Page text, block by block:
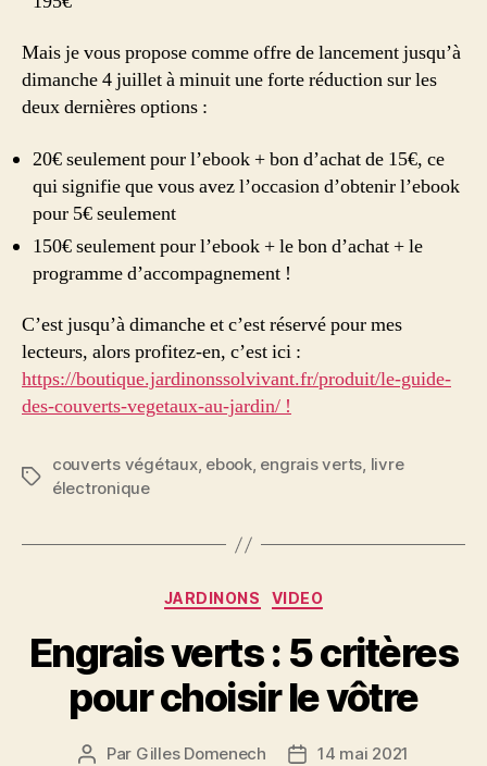
Mais je vous propose comme offre de lancement jusqu’à
dimanche 4 juillet à minuit une forte réduction sur les
deux dernières options :
20€ seulement pour l’ebook + bon d’achat de 15€, ce
qui signifie que vous avez l’occasion d’obtenir l’ebook
pour 5€ seulement
150€ seulement pour l’ebook + le bon d’achat + le
programme d’accompagnement !
C’est jusqu’à dimanche et c’est réservé pour mes
lecteurs, alors profitez-en, c’est ici :
https://boutique.jardinonssolvivant.fr/produit/le-guide-
des-couverts-vegetaux-au-jardin/ !
Étiquettes
couverts végétaux, ebook, engrais verts, livre
électronique
Catégories
JARDINONS VIDEO
Engrais verts : 5 critères
pour choisir le vôtre
Auteur
Par Gilles Domenech
Date14 mai 2021